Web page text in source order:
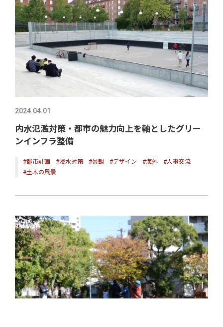
2024.04.01
内水氾濫対策・都市の魅力向上を軸としたグリー
ンインフラ整備
#都市計画 #浸水対策 #景観 #デザイン #海外
#人事交流
#土木の風景